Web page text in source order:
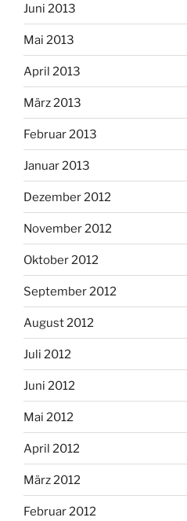
Juni 2013
Mai 2013
April 2013
März 2013
Februar 2013
Januar 2013
Dezember 2012
November 2012
Oktober 2012
September 2012
August 2012
Juli 2012
Juni 2012
Mai 2012
April 2012
März 2012
Februar 2012